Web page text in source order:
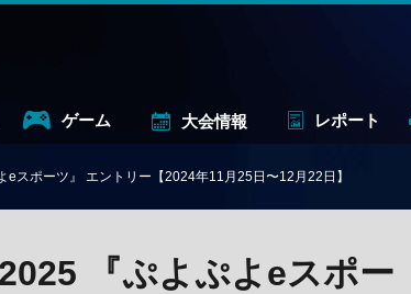
ゲーム 大会情報 レポート
スポーツ』 エントリー【2024年11月25日〜12月22日】
『ぷよぷよeスポー